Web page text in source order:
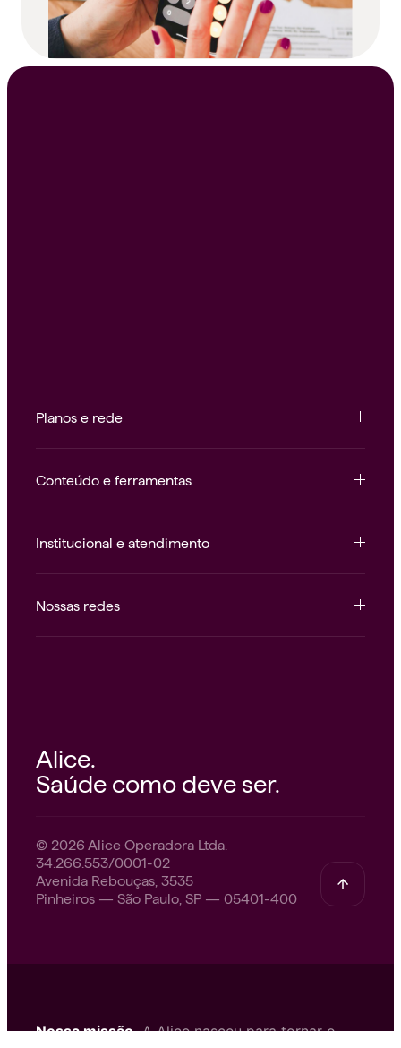
Planos e rede
Conteúdo e ferramentas
Institucional e atendimento
Nossas redes
Alice.
Saúde como deve ser.
© 2026 Alice Operadora Ltda.
34.266.553/0001-02
Avenida Rebouças, 3535
Pinheiros — São Paulo, SP — 05401-400
Nossa missão.A Alice nasceu para tornar o